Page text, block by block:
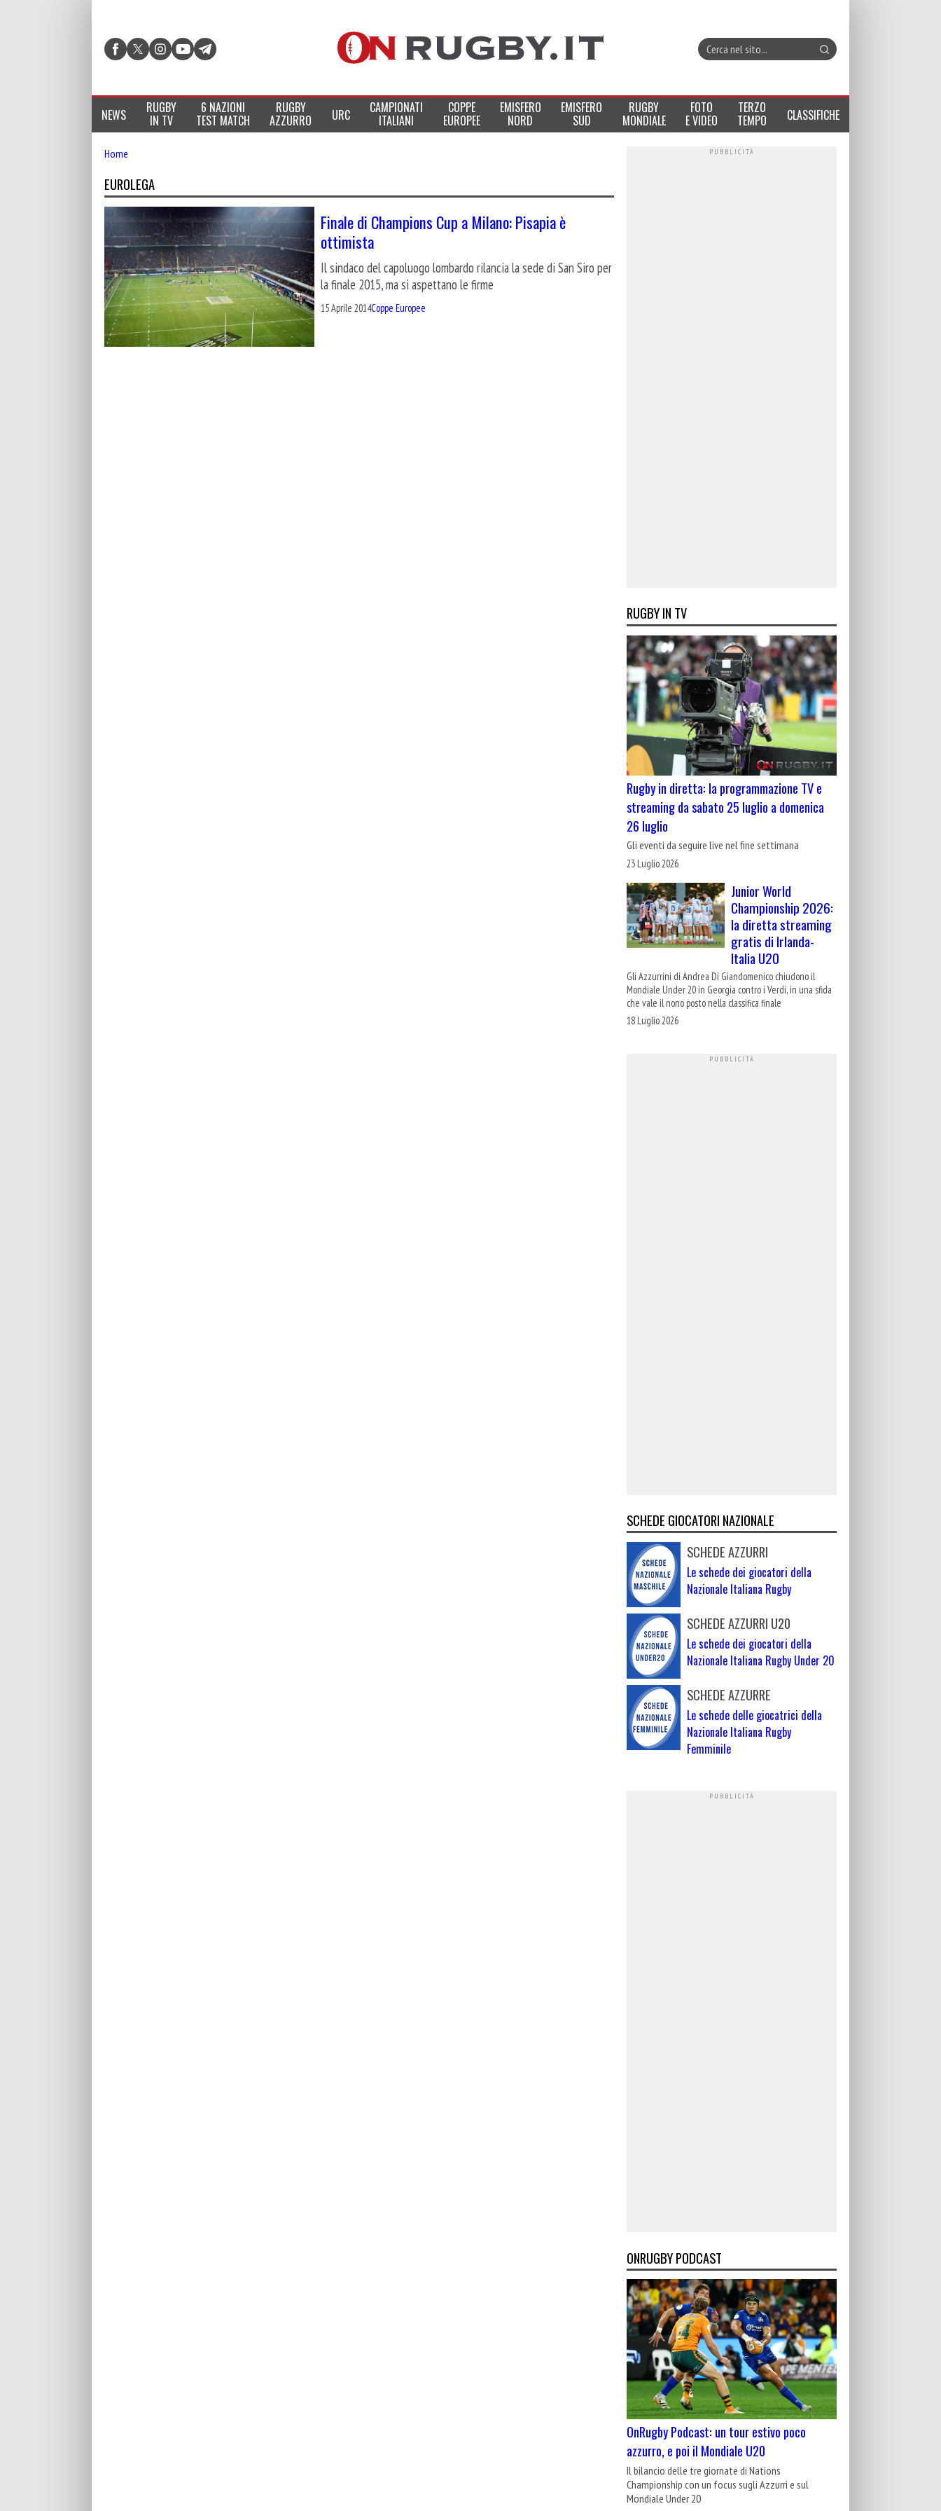
NEWS RUGBY
IN TV
6 NAZIONI
TEST MATCH
RUGBY
AZZURRO URC CAMPIONATI
ITALIANI
COPPE
EUROPEE
EMISFERO
NORD
EMISFERO
SUD
RUGBY
MONDIALE
FOTO
E VIDEO
TERZO
TEMPO CLASSIFICHE
Home
EUROLEGA
Finale di Champions Cup a Milano: Pisapia è
ottimista
Il sindaco del capoluogo lombardo rilancia la sede di San Siro per
la finale 2015, ma si aspettano le firme
15 Aprile 2014Coppe Europee
RUGBY IN TV
Rugby in diretta: la programmazione TV e
streaming da sabato 25 luglio a domenica
26 luglio
Gli eventi da seguire live nel fine settimana
23 Luglio 2026
Junior World
Championship 2026:
la diretta streaming
gratis di Irlanda-
Italia U20
Gli Azzurrini di Andrea Di Giandomenico chiudono il
Mondiale Under 20 in Georgia contro i Verdi, in una sfida
che vale il nono posto nella classifica finale
18 Luglio 2026
SCHEDE GIOCATORI NAZIONALE
SCHEDE AZZURRI
Le schede dei giocatori della
Nazionale Italiana Rugby
SCHEDE AZZURRI U20
Le schede dei giocatori della
Nazionale Italiana Rugby Under 20
SCHEDE AZZURRE
Le schede delle giocatrici della
Nazionale Italiana Rugby
Femminile
ONRUGBY PODCAST
OnRugby Podcast: un tour estivo poco
azzurro, e poi il Mondiale U20
Il bilancio delle tre giornate di Nations
Championship con un focus sugli Azzurri e sul
Mondiale Under 20